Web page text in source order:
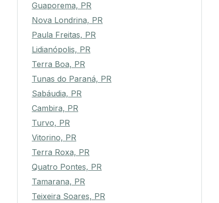
Guaporema, PR
Nova Londrina, PR
Paula Freitas, PR
Lidianópolis, PR
Terra Boa, PR
Tunas do Paraná, PR
Sabáudia, PR
Cambira, PR
Turvo, PR
Vitorino, PR
Terra Roxa, PR
Quatro Pontes, PR
Tamarana, PR
Teixeira Soares, PR